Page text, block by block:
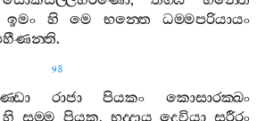
ඉමං හි මෙ භන‍්තෙ
ධම‍්මපරියායං
.
98
රාජා පියකං
කොසාරක‍්ඛං